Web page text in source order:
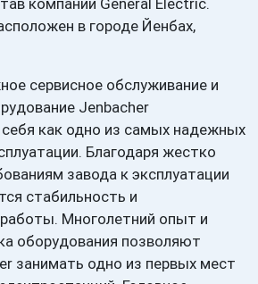
в городе Йенбах,
сервисное обслуживание и
Jenbacher
как одно из самых надежных
Благодаря жестко
завода к эксплуатации
стабильность и
Многолетний опыт и
оборудования позволяют
занимать одно из первых мест